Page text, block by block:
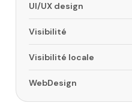
UI/UX design
Visibilité
Visibilité locale
WebDesign